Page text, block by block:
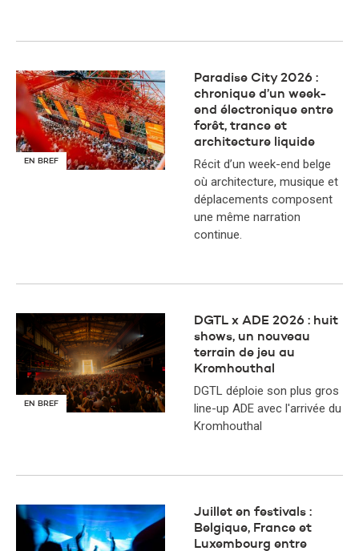
EN BREF
Paradise City 2026 :
chronique d’un week-
end électronique entre
forêt, trance et
architecture liquide
Récit d’un week-end belge
où architecture, musique et
déplacements composent
une même narration
continue.
EN BREF
DGTL x ADE 2026 : huit
shows, un nouveau
terrain de jeu au
Kromhouthal
DGTL déploie son plus gros
line-up ADE avec l'arrivée du
Kromhouthal
Juillet en festivals :
Belgique, France et
Luxembourg entre